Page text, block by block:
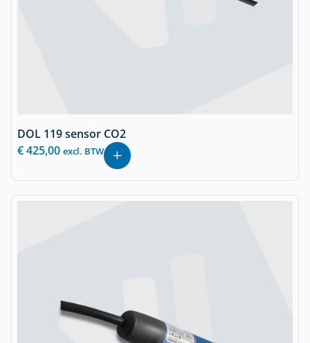
DOL 119 sensor CO2
€425,00 excl. BTW